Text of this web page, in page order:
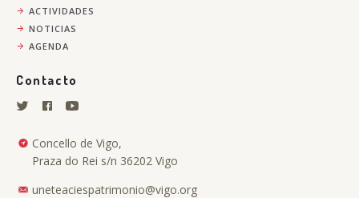
ACTIVIDADES
NOTICIAS
AGENDA
Contacto
Concello de Vigo,
Praza do Rei s/n 36202 Vigo
uneteaciespatrimonio@vigo.org